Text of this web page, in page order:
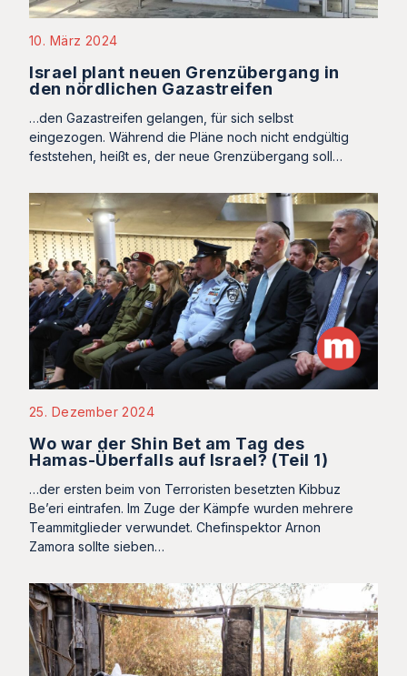
10. März 2024
Israel plant neuen Grenzübergang in
den nördlichen Gazastreifen
…den Gazastreifen gelangen, für sich selbst
eingezogen. Während die Pläne noch nicht endgültig
feststehen, heißt es, der neue Grenzübergang soll…
25. Dezember 2024
Wo war der Shin Bet am Tag des
Hamas-Überfalls auf Israel? (Teil 1)
…der ersten beim von Terroristen besetzten Kibbuz
Be’eri eintrafen. Im Zuge der Kämpfe wurden mehrere
Teammitglieder verwundet. Chefinspektor Arnon
Zamora sollte sieben…